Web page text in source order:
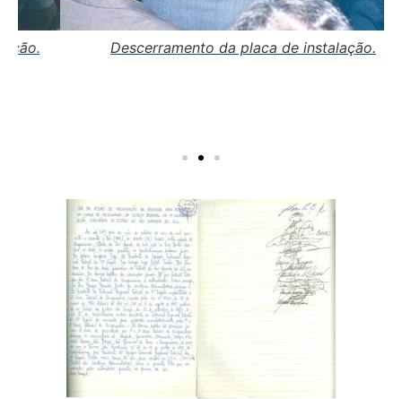
Descerramento da placa de instalação.